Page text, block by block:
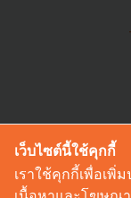
เว็บไซต์นี้ใช้คุกกี้
เราใช้คุกกี้เพื่อเพิ่